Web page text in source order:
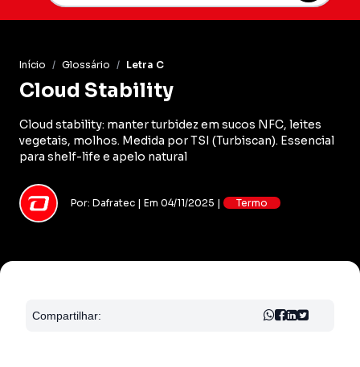
Início / Glossário / Letra C
Cloud Stability
Cloud stability: manter turbidez em sucos NFC, leites
vegetais, molhos. Medida por TSI (Turbiscan). Essencial
para shelf-life e apelo natural
Por: Dafratec | Em 04/11/2025 | Termo
Compartilhar: